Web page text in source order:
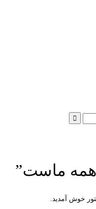
ماست”
خوش آمدید.